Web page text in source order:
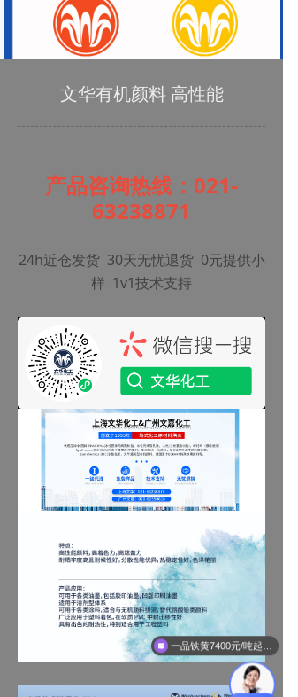
文华有机颜料 高性能
产品咨询热线：021-
63238871
24h近仓发货 30天无忧退货 0元提供小
样 1v1技术支持